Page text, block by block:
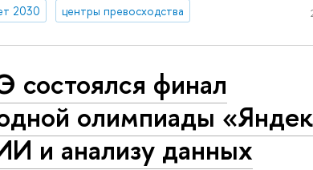
2030 центры превосходства
финал
олимпиады
и анализу данных